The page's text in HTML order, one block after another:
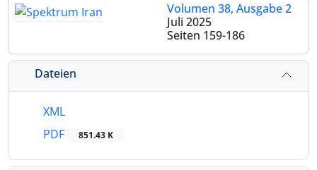
Volumen 38, Ausgabe 2
Juli 2025
Seiten 159-186
Dateien
XML
PDF
851.43 K